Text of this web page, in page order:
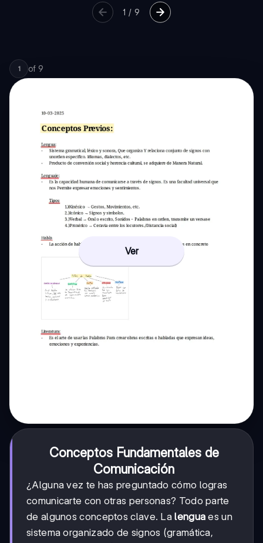
1 /9
1 of 9
Ver
Conceptos Fundamentales de
Comunicación
¿Alguna vez te has preguntado cómo logras
comunicarte con otras personas? Todo parte
de algunos conceptos clave. Lalengua es un
sistema organizado de signos (gramática,